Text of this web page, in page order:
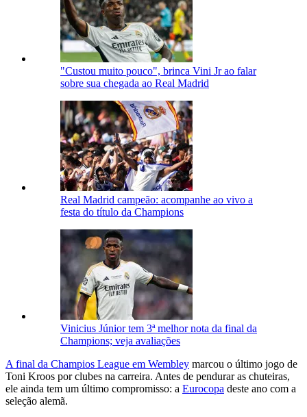
"Custou muito pouco", brinca Vini Jr ao falar
sobre sua chegada ao Real Madrid
Real Madrid campeão: acompanhe ao vivo a
festa do título da Champions
Vinicius Júnior tem 3ª melhor nota da final da
Champions; veja avaliações
A final da Champios League em Wembley marcou o último jogo de
Toni Kroos por clubes na carreira. Antes de pendurar as chuteiras,
ele ainda tem um último compromisso: a Eurocopa deste ano com a
seleção alemã.